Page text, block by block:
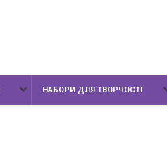
НАБОРИ ДЛЯ ТВОРЧОСТІ